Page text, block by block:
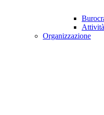
Organizzazione